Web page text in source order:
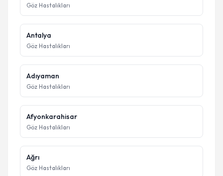
Göz Hastalıkları
Antalya
Göz Hastalıkları
Adıyaman
Göz Hastalıkları
Afyonkarahisar
Göz Hastalıkları
Ağrı
Göz Hastalıkları